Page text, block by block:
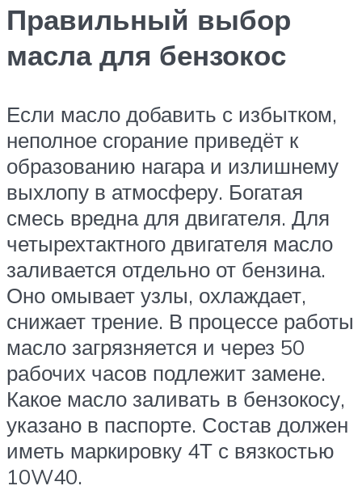
Правильный выбор
масла для бензокос
Если масло добавить с избытком,
неполное сгорание приведёт к
образованию нагара и излишнему
выхлопу в атмосферу. Богатая
смесь вредна для двигателя. Для
четырехтактного двигателя масло
заливается отдельно от бензина.
Оно омывает узлы, охлаждает,
снижает трение. В процессе работы
масло загрязняется и через 50
рабочих часов подлежит замене.
Какое масло заливать в бензокосу,
указано в паспорте. Состав должен
иметь маркировку 4Т с вязкостью
10W40.